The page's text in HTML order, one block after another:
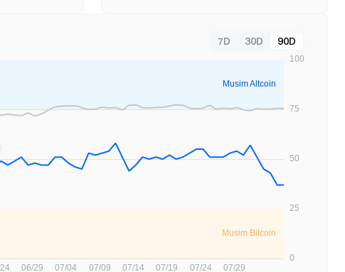
7D 30D 90D